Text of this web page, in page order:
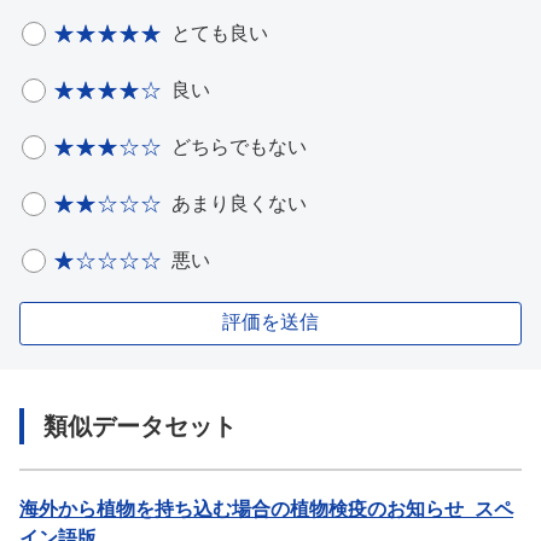
とても良い
良い
どちらでもない
あまり良くない
悪い
評価を送信
類似データセット
海外から植物を持ち込む場合の植物検疫のお知らせ_スペ